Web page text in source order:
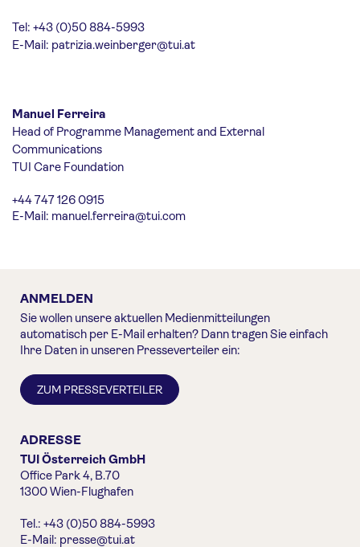
Tel: +43 (0)50 884-5993
E-Mail: patrizia.weinberger@tui.at
Manuel Ferreira
Head of Programme Management and External
Communications
TUI Care Foundation
+44 747 126 0915
E-Mail: manuel.ferreira@tui.com
ANMELDEN
Sie wollen unsere aktuellen Medienmitteilungen
automatisch per E-Mail erhalten? Dann tragen Sie einfach
Ihre Daten in unseren Presseverteiler ein:
ZUM PRESSEVERTEILER
ADRESSE
TUI Österreich GmbH
Office Park 4, B.70
1300 Wien-Flughafen
Tel.: +43 (0)50 884-5993
E-Mail: presse@tui.at